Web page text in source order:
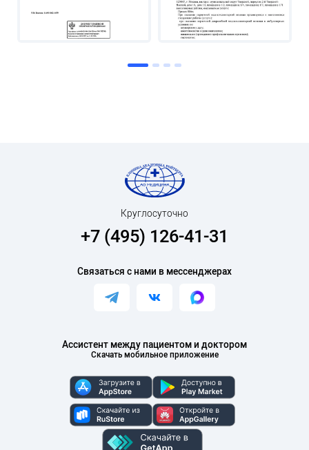
Ассистент между пациентом и доктором
Скачать мобильное приложение
Круглосуточно
+7 (495) 126-41-31
Связаться с нами в мессенджерах